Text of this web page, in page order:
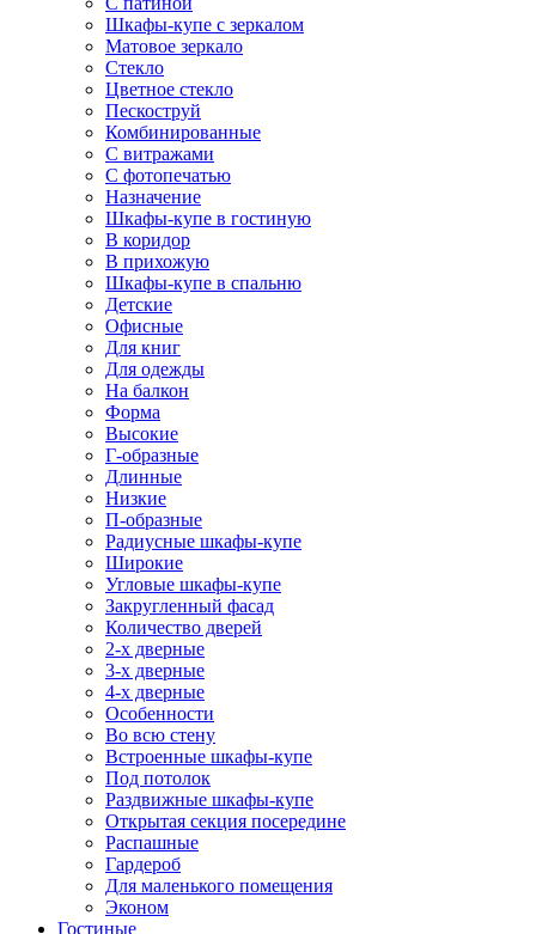
Шкафы-купе с зеркалом
Матовое зеркало
Стекло
Цветное стекло
Пескоструй
Комбинированные
С витражами
С фотопечатью
Назначение
Шкафы-купе в гостиную
В коридор
В прихожую
Шкафы-купе в спальню
Детские
Офисные
Для книг
Для одежды
На балкон
Форма
Высокие
Г-образные
Длинные
Низкие
П-образные
Радиусные шкафы-купе
Широкие
Угловые шкафы-купе
Закругленный фасад
Количество дверей
2-х дверные
3-х дверные
4-х дверные
Особенности
Во всю стену
Встроенные шкафы-купе
Под потолок
Раздвижные шкафы-купе
Открытая секция посередине
Распашные
Гардероб
Для маленького помещения
Эконом
Гостиные